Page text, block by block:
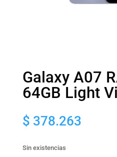
Galaxy A07
64GB Light
$ 378.263
Sin existencias